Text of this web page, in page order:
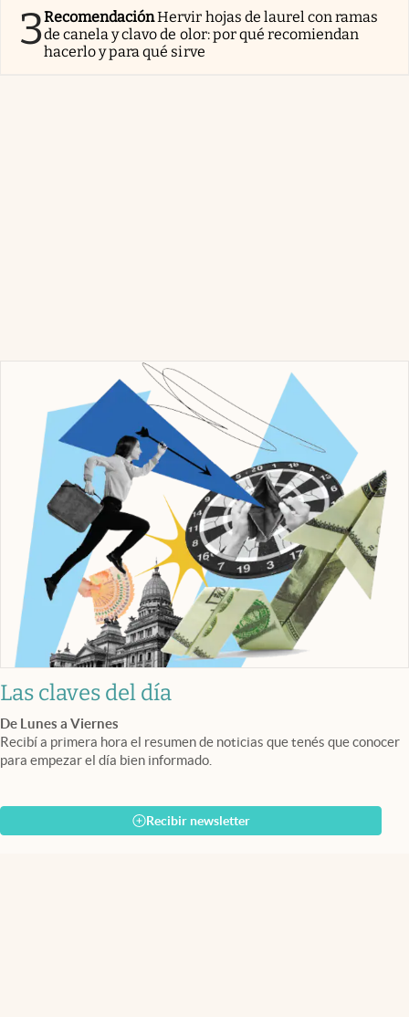
3RecomendaciónHervir hojas de laurel con ramas
de canela y clavo de olor: por qué recomiendan
hacerlo y para qué sirve
Las claves del día
De Lunes a Viernes
Recibí a primera hora el resumen de noticias que tenés que conocer
para empezar el día bien informado.
Recibir newsletter